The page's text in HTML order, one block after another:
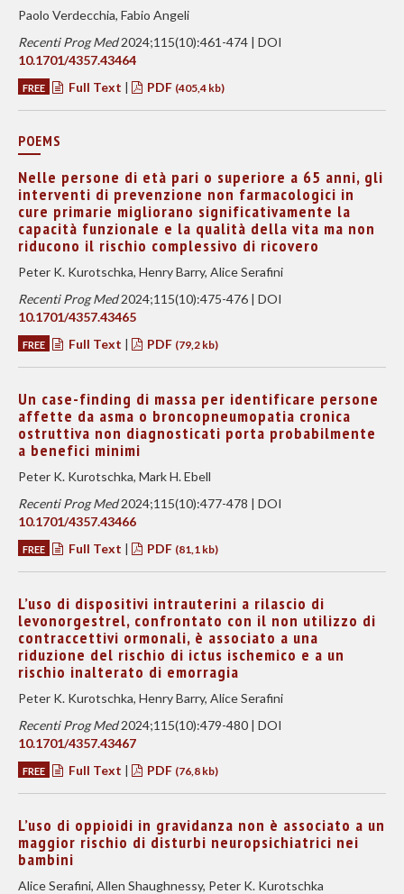
Paolo Verdecchia, Fabio Angeli
Recenti Prog Med2024;115(10):461-474 | DOI
10.1701/4357.43464
FREE Full Text | PDF (405,4 kb)
POEMS
Nelle persone di età pari o superiore a 65 anni, gli
interventi di prevenzione non farmacologici in
cure primarie migliorano significativamente la
capacità funzionale e la qualità della vita ma non
riducono il rischio complessivo di ricovero
Peter K. Kurotschka, Henry Barry, Alice Serafini
Recenti Prog Med2024;115(10):475-476 | DOI
10.1701/4357.43465
FREE Full Text | PDF (79,2 kb)
Un case-finding di massa per identificare persone
affette da asma o broncopneumopatia cronica
ostruttiva non diagnosticati porta probabilmente
a benefici minimi
Peter K. Kurotschka, Mark H. Ebell
Recenti Prog Med2024;115(10):477-478 | DOI
10.1701/4357.43466
FREE Full Text | PDF (81,1 kb)
L’uso di dispositivi intrauterini a rilascio di
levonorgestrel, confrontato con il non utilizzo di
contraccettivi ormonali, è associato a una
riduzione del rischio di ictus ischemico e a un
rischio inalterato di emorragia
Peter K. Kurotschka, Henry Barry, Alice Serafini
Recenti Prog Med2024;115(10):479-480 | DOI
10.1701/4357.43467
FREE Full Text | PDF (76,8 kb)
L’uso di oppioidi in gravidanza non è associato a un
maggior rischio di disturbi neuropsichiatrici nei
bambini
Alice Serafini, Allen Shaughnessy, Peter K. Kurotschka